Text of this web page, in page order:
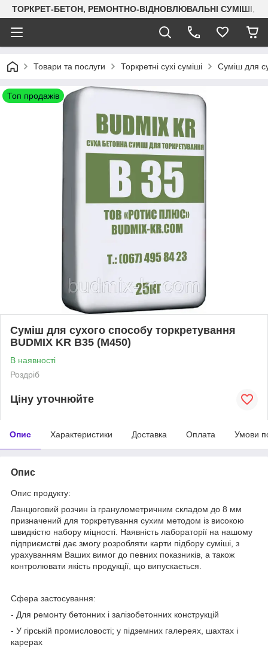
ТОРКРЕТ-БЕТОН, РЕМОНТНО-ВІДНОВЛЮВАЛЬНІ СУМІШІ,
Товари та послуги Торкретні сухі суміші Суміш для
Топ продажів
Суміш для сухого способу торкретування
BUDMIX KR B35 (М450)
В наявності
Роздріб
Ціну уточнюйте
Опис Характеристики Доставка Оплата Умови
Опис
Опис продукту:
Ланцюговий розчин із гранулометричним складом до 8 мм
призначений для торкретування сухим методом із високою
швидкістю набору міцності. Наявність лабораторії на нашому
підприємстві дає змогу розробляти карти підбору суміші, з
урахуванням Ваших вимог до певних показників, а також
контролювати якість продукції, що випускається.
Сфера застосування:
- Для ремонту бетонних і залізобетонних конструкцій
- У гірській промисловості; у підземних галереях, шахтах і
карерах